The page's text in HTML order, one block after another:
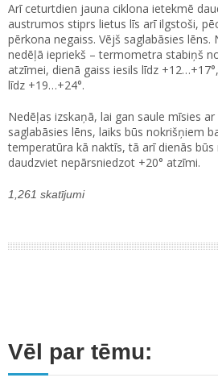
Arī ceturtdien jauna ciklona ietekmē
austrumos stiprs lietus līs arī ilgstoši,
pērkona negaiss. Vējš saglabāsies lēns.
nedēļā iepriekš – termometra stabiņš
atzīmei, dienā gaiss iesils līdz
līdz +19…+24°.
Nedēļas izskaņā, lai gan saule mīsies
saglabāsies lēns, laiks būs nokrišņiem
temperatūra kā naktīs, tā arī dienās būs
daudzviet nepārsniedzot +20° atzīmi.
1,261 skatījumi
Vēl par tēmu: